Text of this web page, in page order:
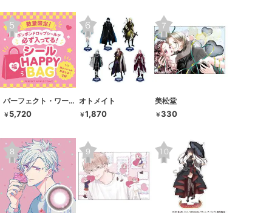
パーフェクト・ワールド・トーキョー
￥ 5,720
オトメイト
￥1,870
美松堂
￥330